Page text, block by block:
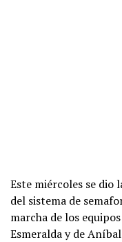
Este miércoles se dio
del sistema de
marcha de los
Esmeralda y de